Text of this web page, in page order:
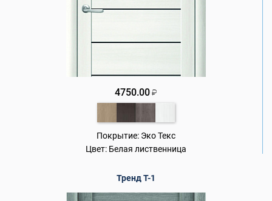
4750.00 ₽
Покрытие: Эко Текс
Цвет: Белая лиственница
Тренд Т-1